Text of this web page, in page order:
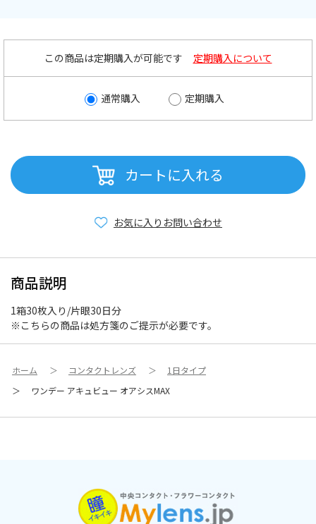
この商品は定期購入が可能です 定期購入について
通常購入 定期購入
カートに入れる
お問い合わせ
お気に入り
商品説明
1箱30枚入り/片眼30日分
※こちらの商品は処方箋のご提示が必要です。
ホーム ＞ コンタクトレンズ ＞
1日タイプ
＞
ワンデー アキュビュー オアシスMAX